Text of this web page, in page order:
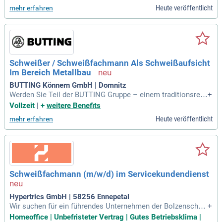
hl- und Holzbau setzen wir neue Maßstäbe. Chancengleichh
eit, Vielfalt und Inklusion prägen unser Unternehmensethos
und verbessern unsere Zusammenarbeit. Gemeinsam meist
ern wir herausfordernde Projekte und schaffen herausragen
de Bauwerke. Lassen Sie uns gemeinsam Fortschritte erziel
en und die Bauindustrie revolutionieren.
mehr erfahren Heute veröffentlicht
Schweißer / Schweißfachmann Als Schweißaufsicht
Im Bereich Metallbau
BUTTING Könnern GmbH | Domnitz
Werden Sie Teil der BUTTING Gruppe – einem traditionsreic
hen Familienunternehmen mit 245 Jahren Erfahrung und übe
verarbeitung in einem dynamischen Team. Bewerben Sie sic
h jetzt für spannende Möglichkeiten!
+
Vollzeit
+ weitere Benefits
mehr erfahren Heute veröffentlicht
Schweißfachmann (m/w/d) im Servicekundendienst
Hypertrics GmbH | 58256 Ennepetal
Wir suchen für ein führendes Unternehmen der Bolzenschwe
ißtechnik einen Schweißfachmann (m/w/d) im Servicekund
+
Homeoffice | Unbefristeter Vertrag | Gutes Betriebsklima |